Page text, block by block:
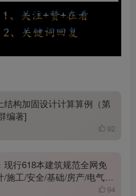
结构加固设计计算算例（第
编著]
92
现行618本建筑规范全网免
/施工/安全/基础/房产/电气/
类整理！
94